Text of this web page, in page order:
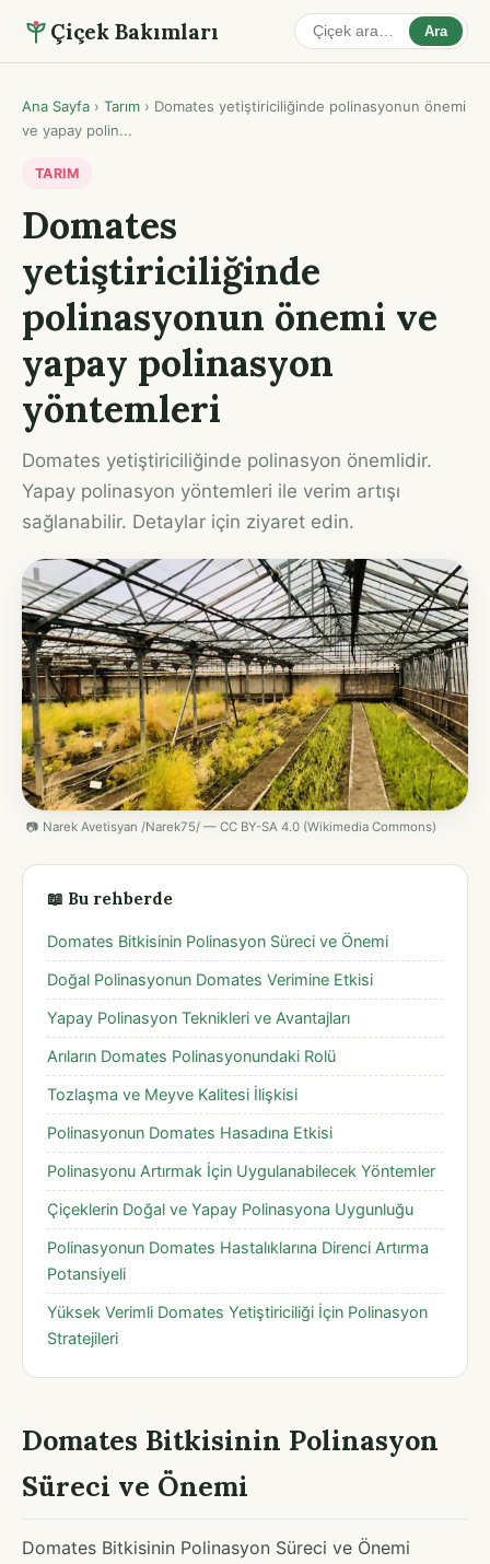
Çiçek Bakımları Ara
Ana Sayfa › Tarım › Domates yetiştiriciliğinde polinasyonun önemi
ve yapay polin...
TARIM
Domates
yetiştiriciliğinde
polinasyonun önemi ve
yapay polinasyon
yöntemleri
Domates yetiştiriciliğinde polinasyon önemlidir.
Yapay polinasyon yöntemleri ile verim artışı
sağlanabilir. Detaylar için ziyaret edin.
📷 Narek Avetisyan /Narek75/ — CC BY-SA 4.0 (Wikimedia Commons)
📖 Bu rehberde
Domates Bitkisinin Polinasyon Süreci ve Önemi
Doğal Polinasyonun Domates Verimine Etkisi
Yapay Polinasyon Teknikleri ve Avantajları
Arıların Domates Polinasyonundaki Rolü
Tozlaşma ve Meyve Kalitesi İlişkisi
Polinasyonun Domates Hasadına Etkisi
Polinasyonu Artırmak İçin Uygulanabilecek Yöntemler
Çiçeklerin Doğal ve Yapay Polinasyona Uygunluğu
Polinasyonun Domates Hastalıklarına Direnci Artırma
Potansiyeli
Yüksek Verimli Domates Yetiştiriciliği İçin Polinasyon
Stratejileri
Domates Bitkisinin Polinasyon
Süreci ve Önemi
Domates Bitkisinin Polinasyon Süreci ve Önemi